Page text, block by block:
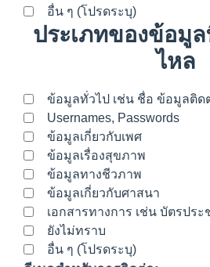
อื่น ๆ (โปรดระบุ)
ประเภทของข้อมูล
ไหล
ข้อมูลทั่วไป เช่น ชื่อ ข้อมูลติด
Usernames, Passwords
ข้อมูลเกี่ยวกับเพศ
ข้อมูลเรื่องสุขภาพ
ข้อมูลทางชีวภาพ
ข้อมูลเกี่ยวกับศาสนา
เอกสารทางการ เช่น บัตรปร
ยังไม่ทราบ
อื่น ๆ (โปรดระบุ)